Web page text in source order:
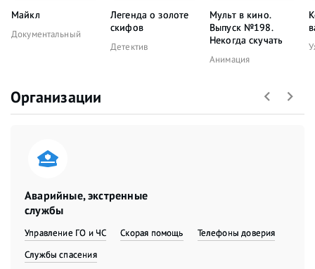
Майкл
Документальный
Легенда о золоте
скифов
Детектив
Мульт в кино.
Выпуск №198.
Некогда скучать
Анимация
Организации
Аварийные, экстренные
службы
Управление ГО и ЧС Скорая помощь
Телефоны доверия
Службы спасения